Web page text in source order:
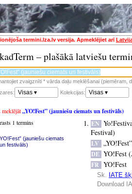
termini.lza.lv versija. Apmeklējiet arī
– plašākā latviešu
zvaigznīti * vārda daļu meklēšanai (piemēram,
Visas ▾ Kolekcijas: Visas ▾
meklējāt„YO!Fest” (jauniešu ciemats un festivāls)
1 termins
„YO!Fest” (jauniešu ciemats
un festivāls)
EN
Festival)
LV
DE YO!Fest
FR YO!Fest
Sk. IATE
Download